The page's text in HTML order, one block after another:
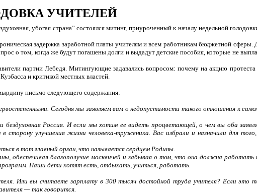
УЧИТЕЛЕЙ
убогая страна” состоялся митинг, приуроченный к началу недельной
задержка заработной платы учителям и всем работникам бюджетной сферы.
о том, когда же будут погашены долги и выдадут детские пособия, которые не
партии Лебедя. Митингующие задавались вопросом: почему на акцию
и критикой местных властей.
письмо следующего содержания:
Сегодня мы заявляем вам о недопустимости такого отношения к
Россия. И если мы хотим ее видеть процветающей, о чем вы оба
сторону улучшения жизни человека-труженика. Вас избрали и назначили для
в тот главный орган, что называется сердцем Родины.
обеспечивая благополучие москвичей и забывая о том, что она должна
Наши дети хотят есть, отдыхать, учиться, работать.
Или вы считаете зарплату в 300 тысяч достойной труда учителя? Если это
— так говорится.